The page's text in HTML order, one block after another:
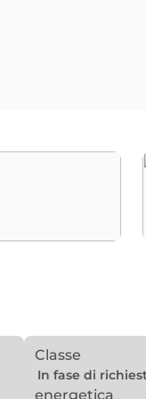
Classe
In fase di
energetica